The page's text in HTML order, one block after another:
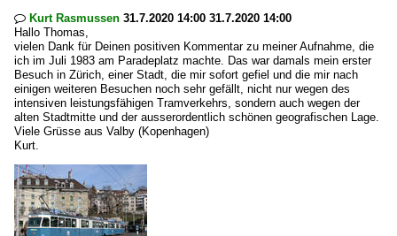
 Kurt Rasmussen 31.7.2020 14:00 31.7.2020 14:00
Hallo Thomas,
vielen Dank für Deinen positiven Kommentar zu meiner Aufnahme, die
ich im Juli 1983 am Paradeplatz machte. Das war damals mein erster
Besuch in Zürich, einer Stadt, die mir sofort gefiel und die mir nach
einigen weiteren Besuchen noch sehr gefällt, nicht nur wegen des
intensiven leistungsfähigen Tramverkehrs, sondern auch wegen der
alten Stadtmitte und der ausserordentlich schönen geografischen Lage.
Viele Grüsse aus Valby (Kopenhagen)
Kurt.